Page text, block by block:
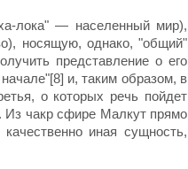
лока" — населенный мир),
носящую, однако, "общий"
представление о его
и, таким образом, в
о которых речь пойдет
чакр сфире Малкут прямо
иная сущность,